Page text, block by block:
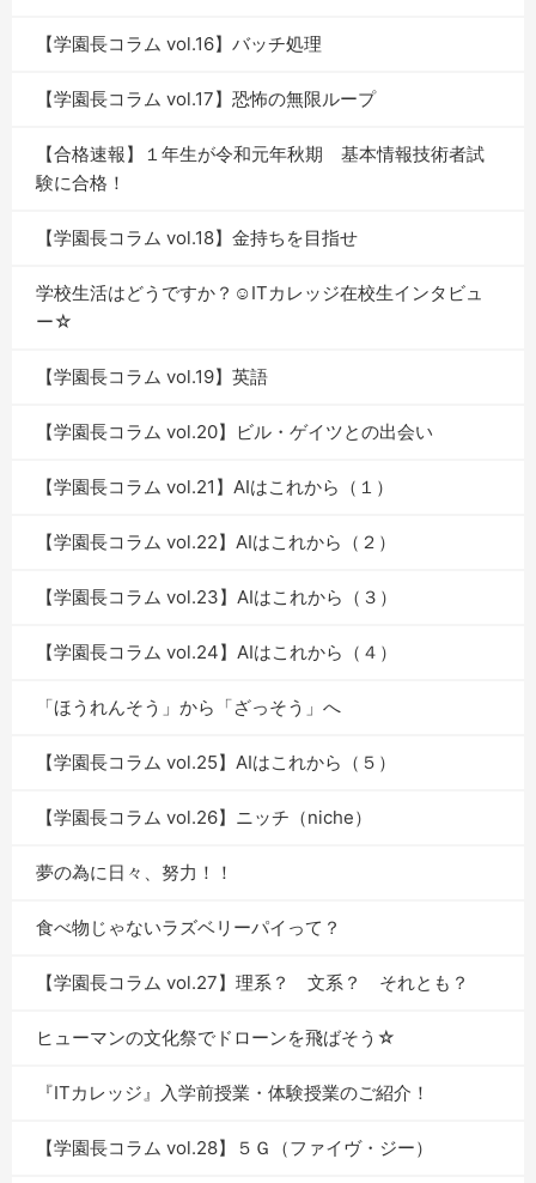
【学園長コラム vol.16】バッチ処理
【学園長コラム vol.17】恐怖の無限ループ
【合格速報】１年生が令和元年秋期 基本情報技術者試
験に合格！
【学園長コラム vol.18】金持ちを目指せ
学校生活はどうですか？☺ITカレッジ在校生インタビュ
ー☆
【学園長コラム vol.19】英語
【学園長コラム vol.20】ビル・ゲイツとの出会い
【学園長コラム vol.21】AIはこれから（１）
【学園長コラム vol.22】AIはこれから（２）
【学園長コラム vol.23】AIはこれから（３）
【学園長コラム vol.24】AIはこれから（４）
「ほうれんそう」から「ざっそう」へ
【学園長コラム vol.25】AIはこれから（５）
【学園長コラム vol.26】ニッチ（niche）
夢の為に日々、努力！！
食べ物じゃないラズベリーパイって？
【学園長コラム vol.27】理系？ 文系？ それとも？
ヒューマンの文化祭でドローンを飛ばそう☆
『ITカレッジ』入学前授業・体験授業のご紹介！
【学園長コラム vol.28】５Ｇ（ファイヴ・ジー）